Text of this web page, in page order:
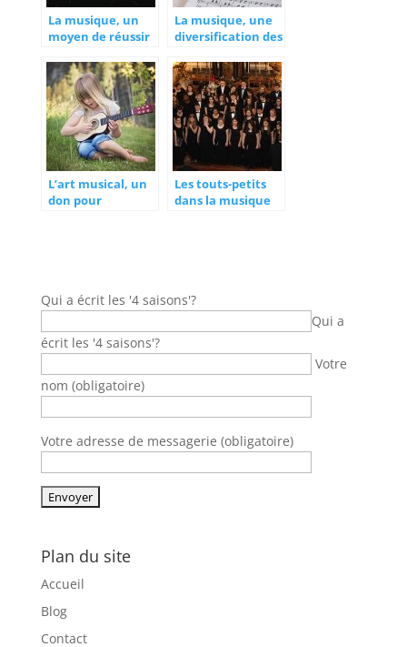
La musique, un
moyen de réussir
La musique, une
diversification des
culturelles
L’art musical, un
don pour
Les touts-petits
dans la musique
Qui a écrit les '4 saisons'?
Qui a
écrit les '4 saisons'?
Votre
nom (obligatoire)
Votre adresse de messagerie (obligatoire)
Plan du site
Accueil
Blog
Contact